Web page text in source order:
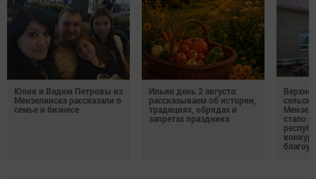
Юлия и Вадим Петровы из
Мензелинска рассказали о
семье и бизнесе
Ильин день 2 августа:
рассказываем об истории,
традициях, обрядах и
запретах праздника
стало